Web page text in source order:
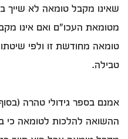
שאינו מקבל טומאה לא שייך
מטומאת העכו"ם ואם אינו
טומאה מחודשת זו ולפי
טבילה.
אמנם בספר גידולי טהרה
ההשואה להלכות לטומאה כי